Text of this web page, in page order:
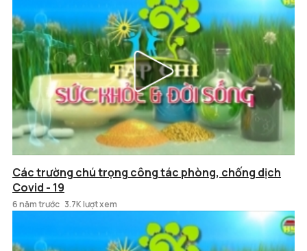
Các trường chú trọng công tác phòng, chống dịch
Covid - 19
6 năm trước 3.7K lượt xem